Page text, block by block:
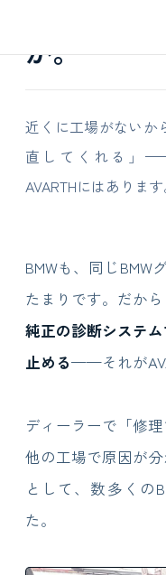
か。
近くに工場がないか
直してくれる」
AVARTHにはあります
BMWも、同じBMW
たまりです。だか
純正の診断システ
止める——それが
ディーラーで「修
他の工場で原因が
として、数多くの
た。